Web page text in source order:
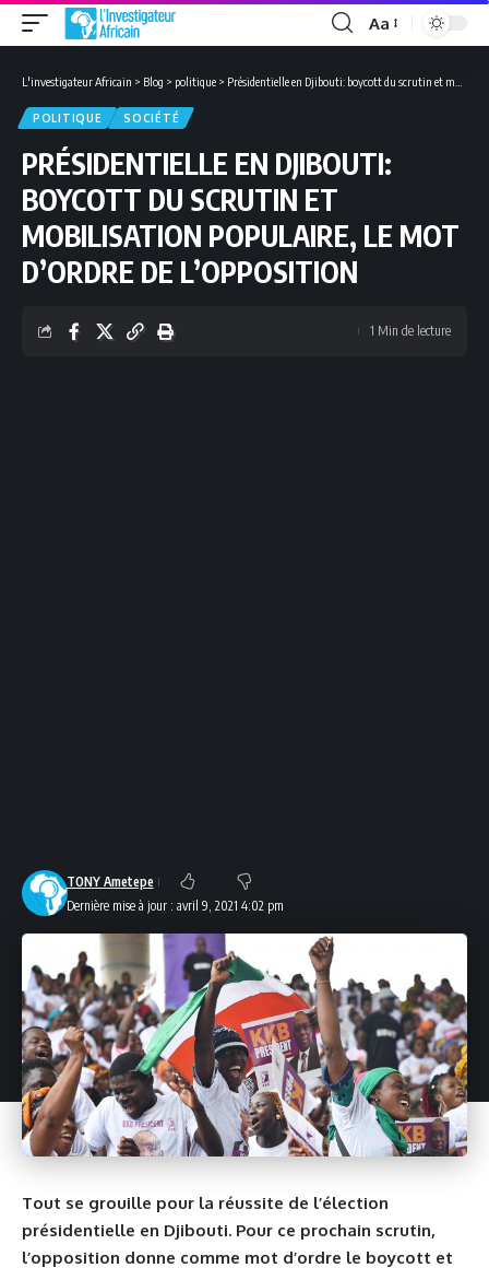
Font
Aa
L'investigateur Africain > Blog > politique > Présidentielle en Djibouti: boycott du scrutin et mobilisation populaire, le mot d’ordre de l’opposition
POLITIQUE SOCIÉTÉ
PRÉSIDENTIELLE EN DJIBOUTI:
BOYCOTT DU SCRUTIN ET
MOBILISATION POPULAIRE, LE MOT
D’ORDRE DE L’OPPOSITION
Dernière mise à jour : avril 9, 2021 4:02 pm
TONY Ametepe
1 Min de lecture
Tout se grouille pour la réussite de l’élection
présidentielle en Djibouti. Pour ce prochain scrutin,
l’opposition donne comme mot d’ordre le boycott et